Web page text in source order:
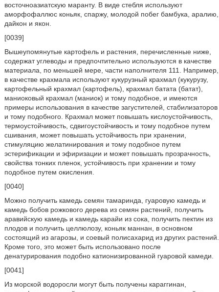
восточноазиатскую маранту. В виде стебля используют
аморфофаллюс коньяк, спаржу, молодой побег бамбука, аралию,
дайкон и якон.
[0039]
Вышеупомянутые картофель и растения, перечисленные ниже,
содержат углеводы и предпочтительно используются в качестве
материала, по меньшей мере, части наполнителя 111. Например,
в качестве крахмала используют кукурузный крахмал (кукурузу,
картофельный крахмал (картофель), крахмал батата (батат),
маниоковый крахмал (маниок) и тому подобное, и имеются
примеры использования в качестве загустителей, стабилизаторов
и тому подобного. Крахмал может повышать кислоустойчивость,
термоустойчивость, сдвигоустойчивость и тому подобное путем
сшивания, может повышать устойчивость при хранении,
стимуляцию желатинирования и тому подобное путем
эстерификации и эфиризации и может повышать прозрачность,
свойства тонких пленок, устойчивость при хранении и тому
подобное путем окисления.
[0040]
Можно получить камедь семян тамаринда, гуаровую камедь и
камедь бобов рожкового дерева из семян растений, получить
аравийскую камедь и камедь карайи из сока, получить пектин из
плодов и получить целлюлозу, коньяк маннан, в основном
состоящий из агарозы, и соевый полисахарид из других растений.
Кроме того, это может быть использовано после
денатурирования подобно катионизированной гуаровой камеди.
[0041]
Из морской водоросли могут быть получены караггинан,